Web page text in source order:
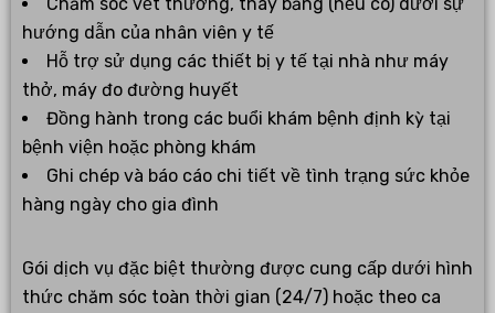
hướng dẫn của nhân viên y tế
Hỗ trợ sử dụng các thiết bị y tế tại nhà như máy
thở, máy đo đường huyết
Đồng hành trong các buổi khám bệnh định kỳ tại
bệnh viện hoặc phòng khám
Ghi chép và báo cáo chi tiết về tình trạng sức khỏe
hàng ngày cho gia đình
Gói dịch vụ đặc biệt thường được cung cấp dưới hình
thức chăm sóc toàn thời gian (24/7) hoặc theo ca